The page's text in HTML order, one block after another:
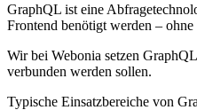
GraphQL ist eine
Frontend benötigt werden –
Wir bei Webonia setzen
verbunden werden sollen.
Typische Einsatzbereiche von